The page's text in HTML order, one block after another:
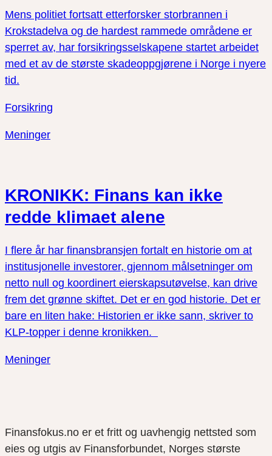
Mens politiet fortsatt etterforsker storbrannen i
Krokstadelva og de hardest rammede områdene er
sperret av, har forsikringsselskapene startet arbeidet
med et av de største skadeoppgjørene i Norge i nyere
tid.
Forsikring
Meninger
KRONIKK: Finans kan ikke
redde klimaet alene
I flere år har finansbransjen fortalt en historie om at
institusjonelle investorer, gjennom målsetninger om
netto null og koordinert eierskapsutøvelse, kan drive
frem det grønne skiftet. Det er en god historie. Det er
bare en liten hake: Historien er ikke sann, skriver to
KLP-topper i denne kronikken.
Meninger
Finansfokus.no er et fritt og uavhengig nettsted som
eies og utgis av Finansforbundet, Norges største